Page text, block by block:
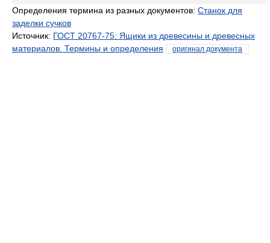
Определения термина из разных документов: Станок для
заделки сучков
Источник: ГОСТ 20767-75: Ящики из древесины и древесных
материалов. Термины и определения
оригинал документа